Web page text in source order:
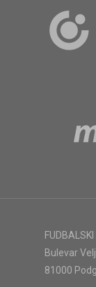
Bulevar
81000